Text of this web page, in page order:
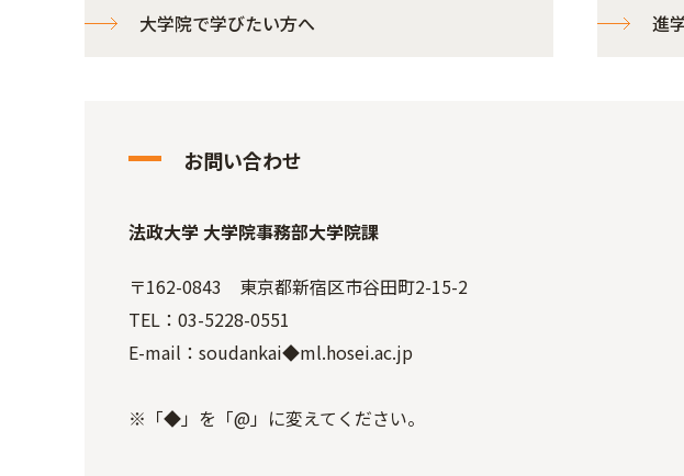
大学院で学びたい方へ 進
お問い合わせ
法政大学 大学院事務部大学院課
〒162-0843 東京都新宿区市谷田町2-15-2
TEL：03-5228-0551
E-mail：soudankai◆ml.hosei.ac.jp
※「◆」を「@」に変えてください。